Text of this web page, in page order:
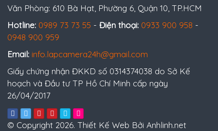
Văn Phòng: 610 Bà Hạt, Phường 6, Quận 10, TP.HCM
Hotline: 0989 73 73 55 - Điện thoại: 0933 900 958 -
0948 900 959
Email: info.lapcamera24h@gmail.com
Giấy chứng nhận ĐKKD số 0314374038 do Sở Kế
hoạch và Đầu tư TP Hồ Chí Minh cấp ngày
26/04/2017
© Copyright 2026. Thiết Kế Web Bởi Anhlinh.net